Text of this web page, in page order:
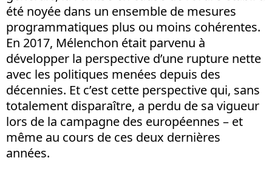
été noyée dans un ensemble de mesures
programmatiques plus ou moins cohérentes.
En 2017, Mélenchon était parvenu à
développer la perspective d’une rupture nette
avec les politiques menées depuis des
décennies. Et c’est cette perspective qui, sans
totalement disparaître, a perdu de sa vigueur
lors de la campagne des européennes – et
même au cours de ces deux dernières
années.